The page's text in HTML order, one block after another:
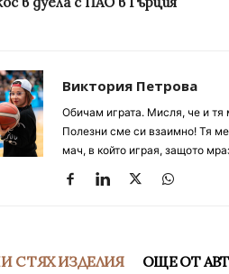
Виктория Петрова
Обичам играта. Мисля, че и
Полезни сме си взаимно! Тя
мач, в който играя, защото
С ТЯХ ИЗДЕЛИЯ ОЩЕ ОТ